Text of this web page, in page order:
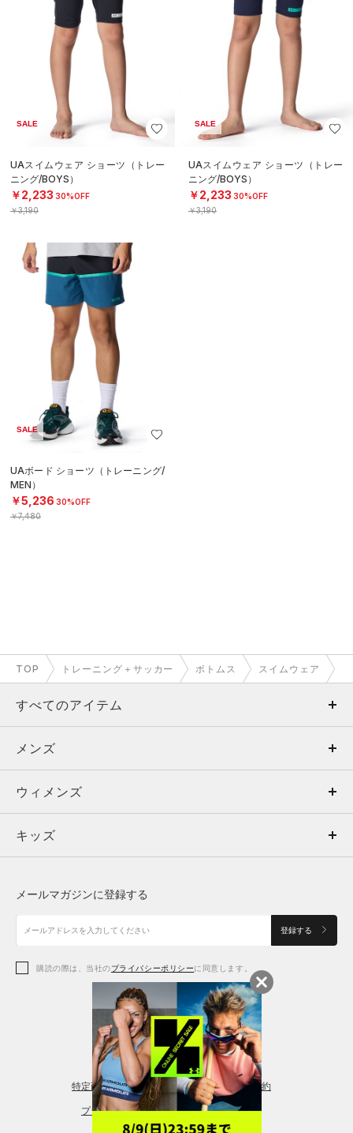
SALE
UAスイムウェア ショーツ（トレー
ニング/BOYS）
￥2,233 30%OFF
￥3,190
SALE
UAスイムウェア ショーツ（トレー
ニング/BOYS）
￥2,233 30%OFF
￥3,190
SALE
UAボード ショーツ（トレーニング/
MEN）
￥5,236 30%OFF
￥7,480
TOP トレーニング＋サッカー ボトムス スイムウェア
すべてのアイテム
メンズ
ウィメンズ
キッズ
アクセサリー
メンズ
トップス
ボトムス
アクセサリー
ウィメンズ
トップス
シューズ
アクセサリー
レギンス＆タイツ
キッズ
シューズ
メールマガジンに登録する
登録する
購読の際は、当社のプライバシーポリシーに同意します。
特定商取引法に基づく通販の表記 会員規約
プライバシーポリシー